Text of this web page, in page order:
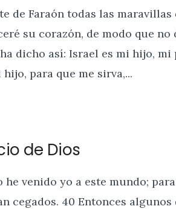
de Faraón todas las
su corazón, de modo que no
dicho así: Israel es mi hijo,
para que me sirva,...
de Dios
he venido yo a este mundo;
cegados. 40 Entonces